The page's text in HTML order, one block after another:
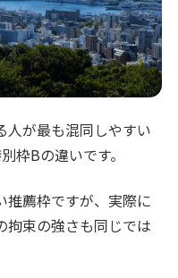
人が最も混同しやすい
枠Bの違いです。
推薦枠ですが、実際に
拘束の強さも同じでは